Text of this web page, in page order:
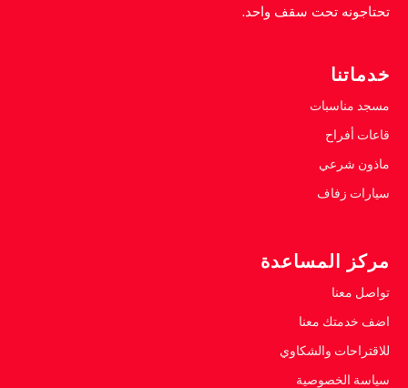
تحتاجونه تحت سقف واحد.
خدماتنا
مسجد مناسبات
قاعات أفراح
ماذون شرعي
سيارات زفاف
مركز المساعدة
تواصل معنا
اضف خدمتك معنا
للاقتراحات والشكاوي
سياسة الخصوصية